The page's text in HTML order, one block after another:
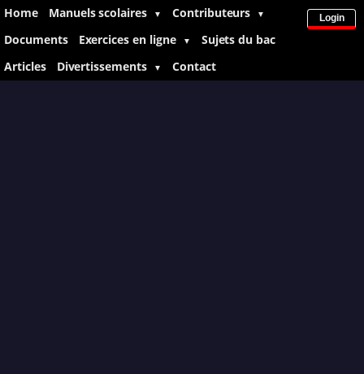
Login
Home Manuels scolaires ▼ Contributeurs ▼
Documents Exercices en ligne ▼
Sujets du bac
Articles
Divertissements ▼ Contact